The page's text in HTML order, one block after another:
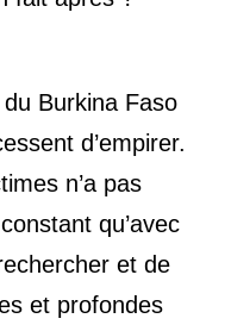
Burkina Faso
d’empirer.
n’a pas
qu’avec
et de
et profondes